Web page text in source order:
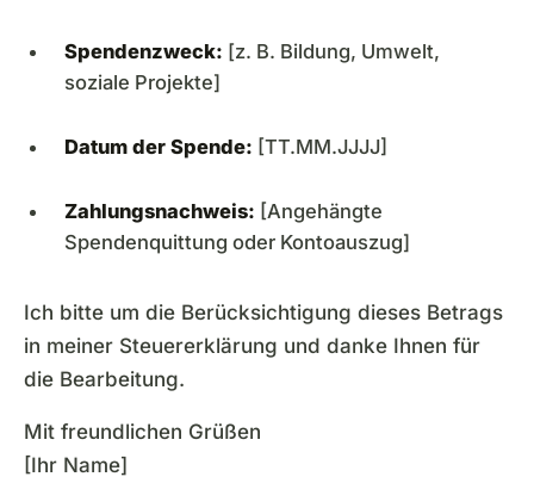
Spendenzweck: [z. B. Bildung, Umwelt,
soziale Projekte]
Datum der Spende: [TT.MM.JJJJ]
Zahlungsnachweis: [Angehängte
Spendenquittung oder Kontoauszug]
Ich bitte um die Berücksichtigung dieses Betrags
in meiner Steuererklärung und danke Ihnen für
die Bearbeitung.
Mit freundlichen Grüßen
[Ihr Name]